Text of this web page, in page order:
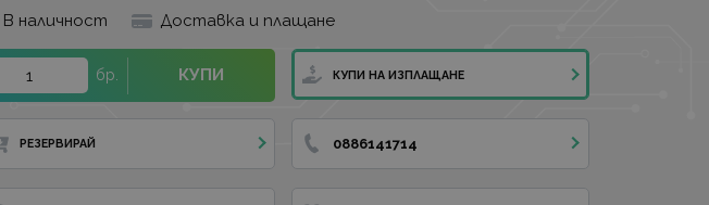
В наличност Доставка и плащане
бр. КУПИ КУПИ НА ИЗПЛАЩАНЕ
РЕЗЕРВИРАЙ 0886141714